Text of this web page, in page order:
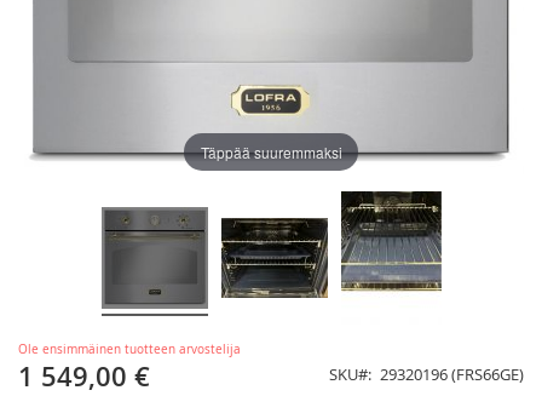
Ole ensimmäinen tuotteen arvostelija
1 549,00 € SKU 29320196 (FRS66GE)
Täppää suuremmaksi